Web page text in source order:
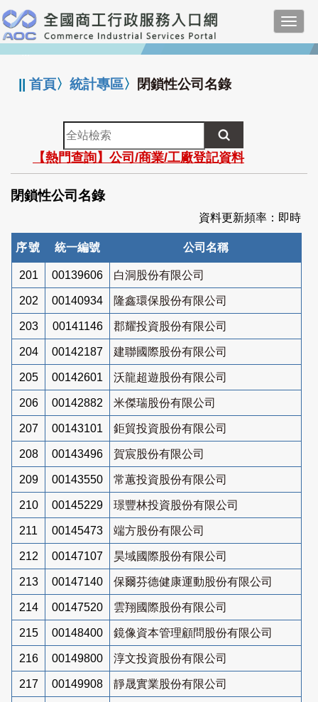
跳
到
主
要
:::
||首頁〉統計專區〉 閉鎖性公司名錄
全
站
檢
索
【熱門查詢】公司/商業/工廠登記資料
閉鎖性公司名錄
資料更新頻率：即時
序號 統一編號 公司名稱
201 00139606 白洞股份有限公司
202 00140934 隆鑫環保股份有限公司
203 00141146 郡耀投資股份有限公司
204 00142187 建聯國際股份有限公司
205 00142601 沃龍超遊股份有限公司
206 00142882 米傑瑞股份有限公司
207 00143101 鉅貿投資股份有限公司
208 00143496 賀宸股份有限公司
209 00143550 常蕙投資股份有限公司
210 00145229 璟豐林投資股份有限公司
211 00145473 端方股份有限公司
212 00147107 昊域國際股份有限公司
213 00147140 保爾芬德健康運動股份有限公司
214 00147520 雲翔國際股份有限公司
215 00148400 鏡像資本管理顧問股份有限公司
216 00149800 淳文投資股份有限公司
217 00149908 靜晟實業股份有限公司